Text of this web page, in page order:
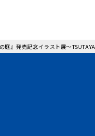
庭』発売記念イラスト展～